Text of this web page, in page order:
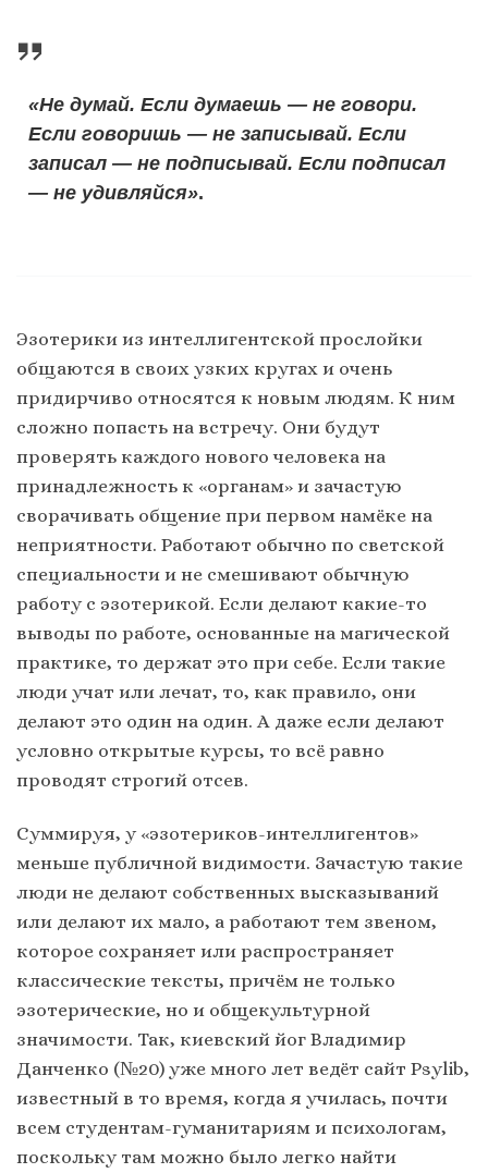
«Не думай. Если думаешь — не говори.
Если говоришь — не записывай. Если
записал — не подписывай. Если подписал
— не удивляйся».
Эзотерики из интеллигентской прослойки
общаются в своих узких кругах и очень
придирчиво относятся к новым людям. К ним
сложно попасть на встречу. Они будут
проверять каждого нового человека на
принадлежность к «органам» и зачастую
сворачивать общение при первом намёке на
неприятности. Работают обычно по светской
специальности и не смешивают обычную
работу с эзотерикой. Если делают какие-то
выводы по работе, основанные на магической
практике, то держат это при себе. Если такие
люди учат или лечат, то, как правило, они
делают это один на один. А даже если делают
условно открытые курсы, то всё равно
проводят строгий отсев.
Суммируя, у «эзотериков-интеллигентов»
меньше публичной видимости. Зачастую такие
люди не делают собственных высказываний
или делают их мало, а работают тем звеном,
которое сохраняет или распространяет
классические тексты, причём не только
эзотерические, но и общекультурной
значимости. Так, киевский йог Владимир
Данченко (№20) уже много лет ведёт сайт Psylib,
известный в то время, когда я училась, почти
всем студентам-гуманитариям и психологам,
поскольку там можно было легко найти